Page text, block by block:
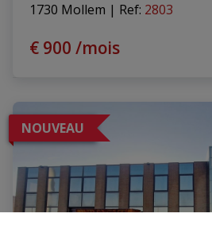
1730 Mollem | Ref: 2803
€ 900 /mois
NOUVEAU